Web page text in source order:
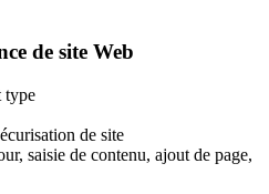
de site Web
type
de site
saisie de contenu, ajout de page,